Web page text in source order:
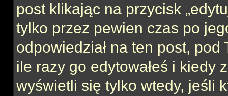
post klikając na przycisk
tylko przez pewien czas po
odpowiedział na ten post,
ile razy go edytowałeś i kiedy
wyświetli się tylko wtedy, jeśli